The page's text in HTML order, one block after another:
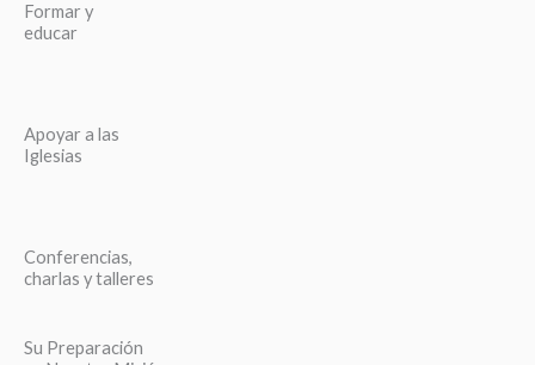
Formar y
educar
Apoyar a las
Iglesias
Conferencias,
charlas y talleres
Su Preparación